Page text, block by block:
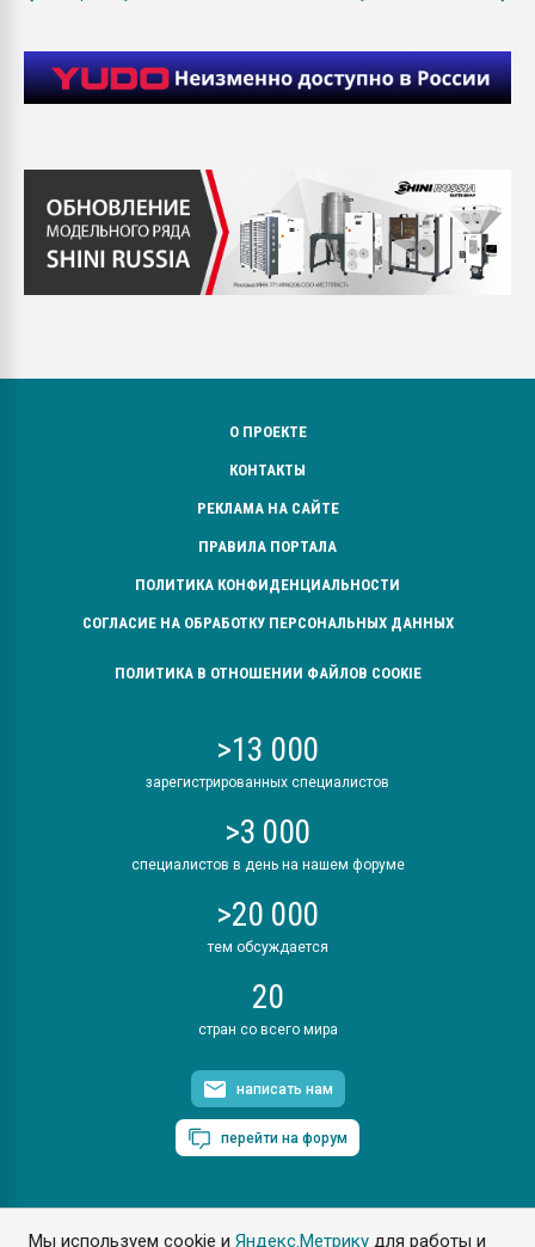
Мы используем cookie иЯндекс.Метрику для работы и
О ПРОЕКТЕ
КОНТАКТЫ
РЕКЛАМА НА САЙТЕ
ПРАВИЛА ПОРТАЛА
ПОЛИТИКА КОНФИДЕНЦИАЛЬНОСТИ
СОГЛАСИЕ НА ОБРАБОТКУ ПЕРСОНАЛЬНЫХ ДАННЫХ
ПОЛИТИКА В ОТНОШЕНИИ ФАЙЛОВ COOKIE
>13 000
зарегистрированных специалистов
>3 000
специалистов в день на нашем форуме
>20 000
тем обсуждается
20
стран со всего мира
написать нам
перейти на форум
ПластЭксперт © 2006. Все права защищены